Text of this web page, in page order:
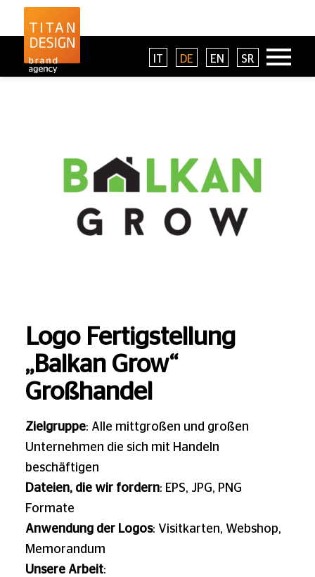
IT DE EN SR
Logo Fertigstellung
„Balkan Grow“
Großhandel
Zielgruppe: Alle mittgroßen und großen
Unternehmen die sich mit Handeln
beschäftigen
Dateien, die wir fordern: EPS, JPG, PNG
Formate
Anwendung der Logos: Visitkarten, Webshop,
Memorandum
Unsere Arbeit: